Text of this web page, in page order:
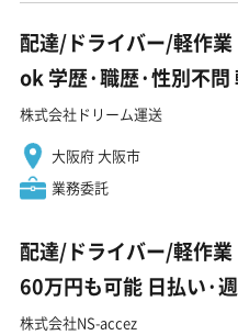
配達/ドライバー/軽作
ok 学歴·職歴·性別不問
株式会社ドリーム運送
大阪府 大阪市
業務委託
配達/ドライバー/軽作
60万円も可能 日払い·
株式会社NS-accez